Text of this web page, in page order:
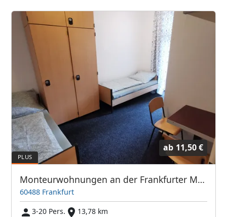
ab 11,50 €
Monteurwohnungen an der Frankfurter Messe / Hauptbahnhof
60488 Frankfurt
3-20 Pers.
13,78 km